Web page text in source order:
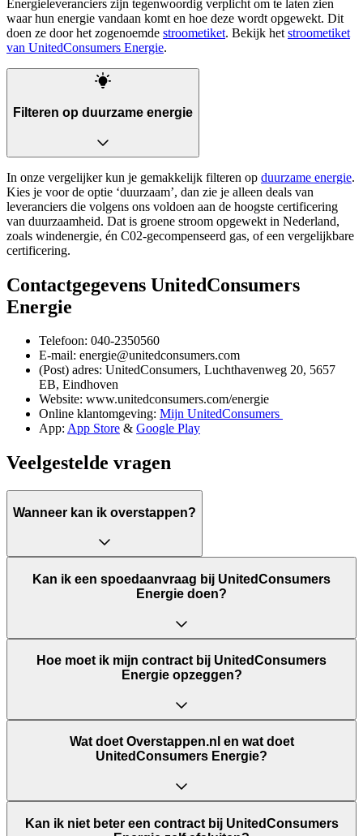
Energieleveranciers zijn tegenwoordig verplicht om te laten zien
waar hun energie vandaan komt en hoe deze wordt opgewekt. Dit
doen ze door het zogenoemde stroometiket. Bekijk hetstroometiket
van UnitedConsumers Energie.
Filteren op duurzame energie
In onze vergelijker kun je gemakkelijk filteren op duurzame energie.
Kies je voor de optie ‘duurzaam’, dan zie je alleen deals van
leveranciers die volgens ons voldoen aan de hoogste certificering
van duurzaamheid. Dat is groene stroom opgewekt in Nederland,
zoals windenergie, én C02-gecompenseerd gas, of een vergelijkbare
certificering.
Contactgegevens UnitedConsumers
Energie
Telefoon: 040-2350560
E-mail: energie@unitedconsumers.com
(Post) adres: UnitedConsumers, Luchthavenweg 20, 5657
EB, Eindhoven
Website: www.unitedconsumers.com/energie
Online klantomgeving: Mijn UnitedConsumers
App: App Store & Google Play
Veelgestelde vragen
Wanneer kan ik overstappen?
Kan ik een spoedaanvraag bij UnitedConsumers
Energie doen?
Hoe moet ik mijn contract bij UnitedConsumers
Energie opzeggen?
Wat doet Overstappen.nl en wat doet
UnitedConsumers Energie?
Kan ik niet beter een contract bij UnitedConsumers